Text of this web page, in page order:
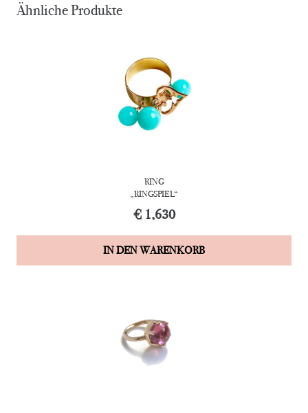
Ähnliche Produkte
RING
„RINGSPIEL“
€1,630
IN DEN WARENKORB